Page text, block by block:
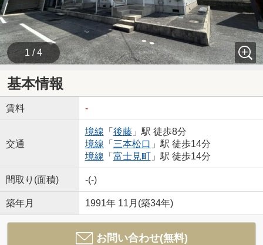
1 / 4
基本情報
賃料 -
交通
境線 「 後藤」駅 徒歩8分
境線 「 三本松口 」駅 徒歩14分
境線 「 富士見町」駅 徒歩14分
間取り(面積) -(-)
築年月 1991年 11月(築34年)
お問い合わせ(無料)